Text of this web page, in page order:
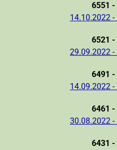
6551 -
14.10.2022
6521 -
29.09.2022
6491 -
14.09.2022
6461 -
30.08.2022
6431 -